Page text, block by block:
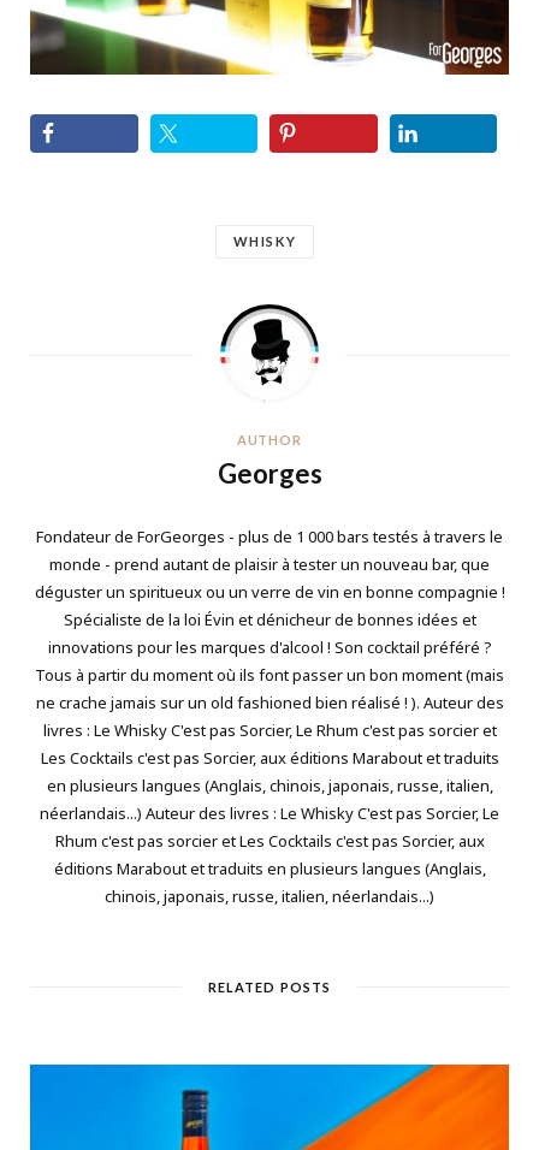
WHISKY
AUTHOR
Georges
Fondateur de ForGeorges - plus de 1 000 bars testés à travers le
monde - prend autant de plaisir à tester un nouveau bar, que
déguster un spiritueux ou un verre de vin en bonne compagnie !
Spécialiste de la loi Évin et dénicheur de bonnes idées et
innovations pour les marques d'alcool ! Son cocktail préféré ?
Tous à partir du moment où ils font passer un bon moment (mais
ne crache jamais sur un old fashioned bien réalisé ! ). Auteur des
livres : Le Whisky C'est pas Sorcier, Le Rhum c'est pas sorcier et
Les Cocktails c'est pas Sorcier, aux éditions Marabout et traduits
en plusieurs langues (Anglais, chinois, japonais, russe, italien,
néerlandais...) Auteur des livres : Le Whisky C'est pas Sorcier, Le
Rhum c'est pas sorcier et Les Cocktails c'est pas Sorcier, aux
éditions Marabout et traduits en plusieurs langues (Anglais,
chinois, japonais, russe, italien, néerlandais...)
RELATED POSTS